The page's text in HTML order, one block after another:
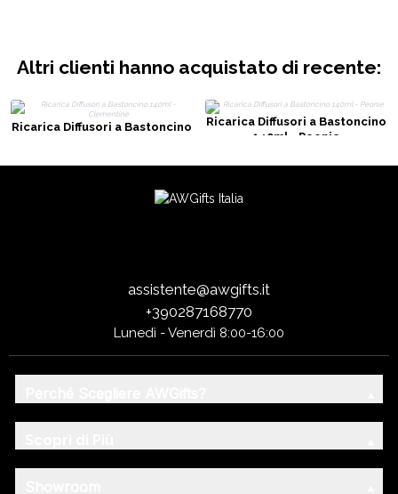
Altri clienti hanno acquistato di recente:
Ricarica Diffusori a Bastoncino
Ricarica Diffusori a Bastoncino
140ml - Peonie
assistente@awgifts.it
+390287168770
Lunedì - Venerdì 8:00-16:00